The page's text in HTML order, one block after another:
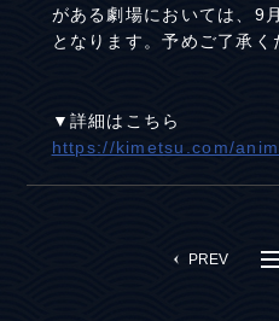
がある劇場においては、9
となります。予めご了承く
▼詳細はこちら
https://kimetsu.com/
PREV